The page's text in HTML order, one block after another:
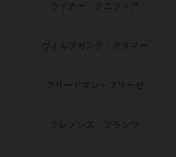
ライナー・クニツィア
ヴォルフガング・クラマー
フリードマン・フリーゼ
クレメンス・フランツ